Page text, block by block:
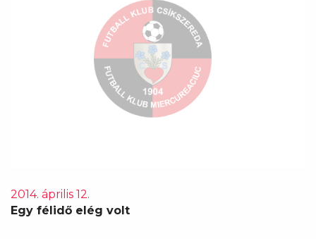
2014. április 12.
Egy félidő elég volt